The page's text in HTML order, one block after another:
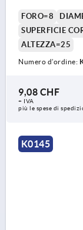
FORO=8
SUPERFICIE
ALTEZZA=25
Numero d’ordine:
9,08 CHF
+ IVA
più le spese di
K0145